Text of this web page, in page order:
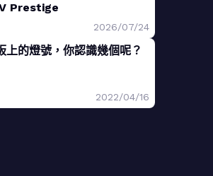
Prestige
2026/07/24
上的燈號，你認識幾個呢？
2022/04/16